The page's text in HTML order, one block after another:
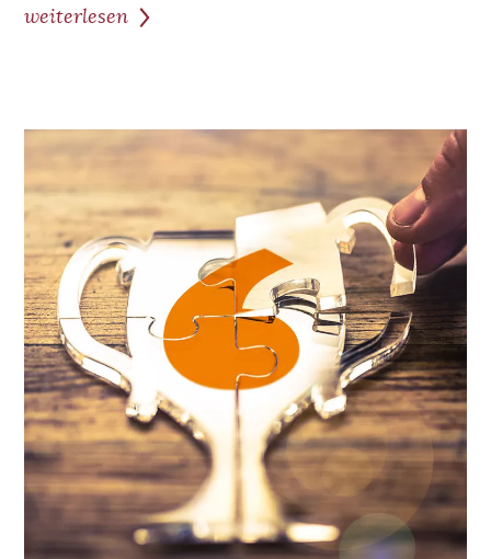
weiterlesen
alle
Neuerungen
auf
einem
Blick